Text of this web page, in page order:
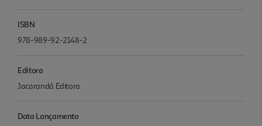
ISBN
978-989-92-2148-2
Editora
Jacarandá Editora
Data Lançamento